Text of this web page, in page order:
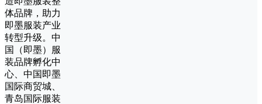
体品牌，助力
即墨服装产业
转型升级。中
国（即墨）服
装品牌孵化中
心、中国即墨
国际商贸城、
青岛国际服装